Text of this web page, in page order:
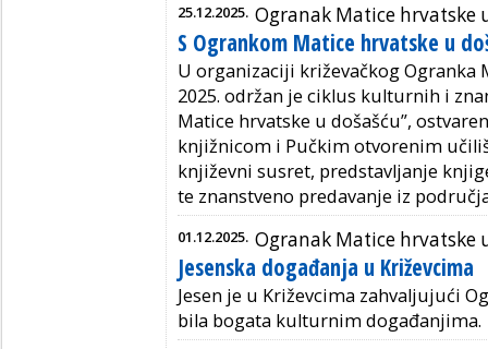
25.12.2025. Ogranak Matice hrvatske
S Ogrankom Matice hrvatske u
U organizaciji križevačkog Ogranka
2025. održan je ciklus kulturnih i
Matice hrvatske u došašću”,
knjižnicom i Pučkim otvorenim
književni susret, predstavljanje
te znanstveno predavanje iz
01.12.2025. Ogranak Matice hrvatske
Jesenska događanja u Križevcima
Jesen je u Križevcima zahvaljujući
bila bogata kulturnim događanjima.